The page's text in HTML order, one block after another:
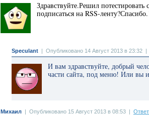
Здравствуйте.Решил
подписаться на RSS-
Speculant | Опубликовано 14 Август 2013 в 23:32
И вам здравствуйте, добрый
части сайта, под меню! Или вы
Михаил | Опубликовано 15 Август 2013 в 08:53 |